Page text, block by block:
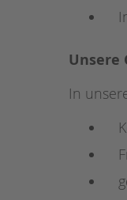
Unsere
In